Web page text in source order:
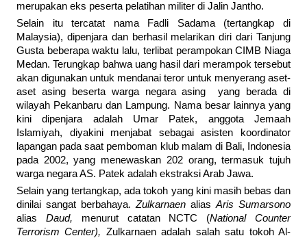
merupakan eks peserta pelatihan militer di Jalin Jantho.
Selain itu tercatat nama Fadli Sadama (tertangkap di
Malaysia), dipenjara dan berhasil melarikan diri dari Tanjung
Gusta beberapa waktu lalu, terlibat perampokan CIMB Niaga
Medan. Terungkap bahwa uang hasil dari merampok tersebut
akan digunakan untuk mendanai teror untuk menyerang aset-
aset asing beserta warga negara asing yang berada di
wilayah Pekanbaru dan Lampung. Nama besar lainnya yang
kini dipenjara adalah Umar Patek, anggota Jemaah
Islamiyah, diyakini menjabat sebagai asisten koordinator
lapangan pada saat pemboman klub malam di Bali, Indonesia
pada 2002, yang menewaskan 202 orang, termasuk tujuh
warga negara AS. Patek adalah ekstraksi Arab Jawa.
Selain yang tertangkap, ada tokoh yang kini masih bebas dan
dinilai sangat berbahaya. Zulkarnaen alias Aris Sumarsono
alias Daud, menurut catatan NCTC (National Counter
Terrorism Center), Zulkarnaen adalah salah satu tokoh Al-